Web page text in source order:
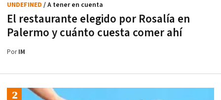
El restaurante elegido por Rosalía en
Palermo y cuánto cuesta comer ahí
UNDEFINED / A tener en cuenta
PorIM